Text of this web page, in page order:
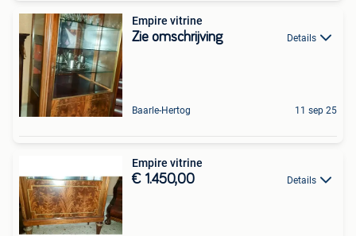
Empire vitrine
Zie omschrijving Details
Baarle-Hertog 11 sep 25
Empire vitrine
€ 1.450,00 Details